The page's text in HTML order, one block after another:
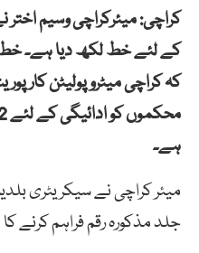
کراچی: میئرکراچی وسیم
کے لئے خط لکھ دیا ہے۔
کہ کراچی میٹروپولیٹن
ہے۔
میئر کراچی نے سیکریٹری
جلد مذکورہ رقم فراہم کرنے